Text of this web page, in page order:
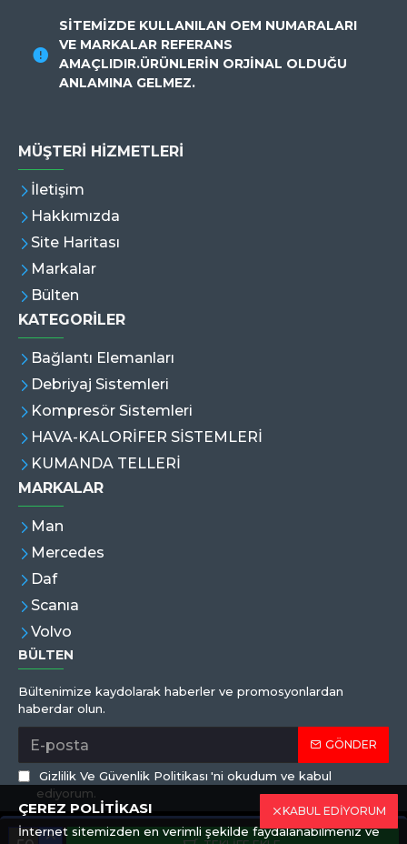
SİTEMİZDE KULLANILAN OEM NUMARALARI
VE MARKALAR REFERANS
AMAÇLIDIR.ÜRÜNLERİN ORJİNAL OLDUĞU
ANLAMINA GELMEZ.
MÜŞTERI HIZMETLERI
İletişim
Hakkımızda
Site Haritası
Markalar
Bülten
KATEGORİLER
Bağlantı Elemanları
Debriyaj Sistemleri
Kompresör Sistemleri
HAVA-KALORİFER SİSTEMLERİ
KUMANDA TELLERİ
MARKALAR
Man
Mercedes
Daf
Scanıa
Volvo
BÜLTEN
Bültenimize kaydolarak haberler ve promosyonlardan
haberdar olun.
GÖNDER
Gizlilik Ve Güvenlik Politikası 'ni okudum ve kabul
ediyorum.
KABUL EDİYORUM
ÇEREZ POLİTİKASI
İnternet sitemizden en verimli şekilde faydalanabilmeniz ve